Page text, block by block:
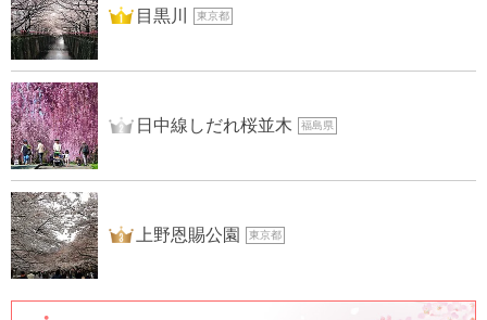
1位 目黒川 東京都
2位 日中線しだれ桜並木 福島県
3位 上野恩賜公園 東京都